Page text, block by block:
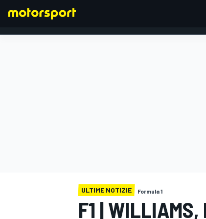
ULTIME NOTIZIE Formula 1
F1 |